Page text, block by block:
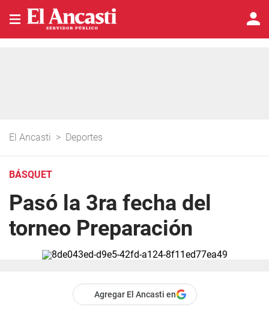
El Ancasti > Deportes
BÁSQUET
Pasó la 3ra fecha del
torneo Preparación
Agregar El Ancasti en